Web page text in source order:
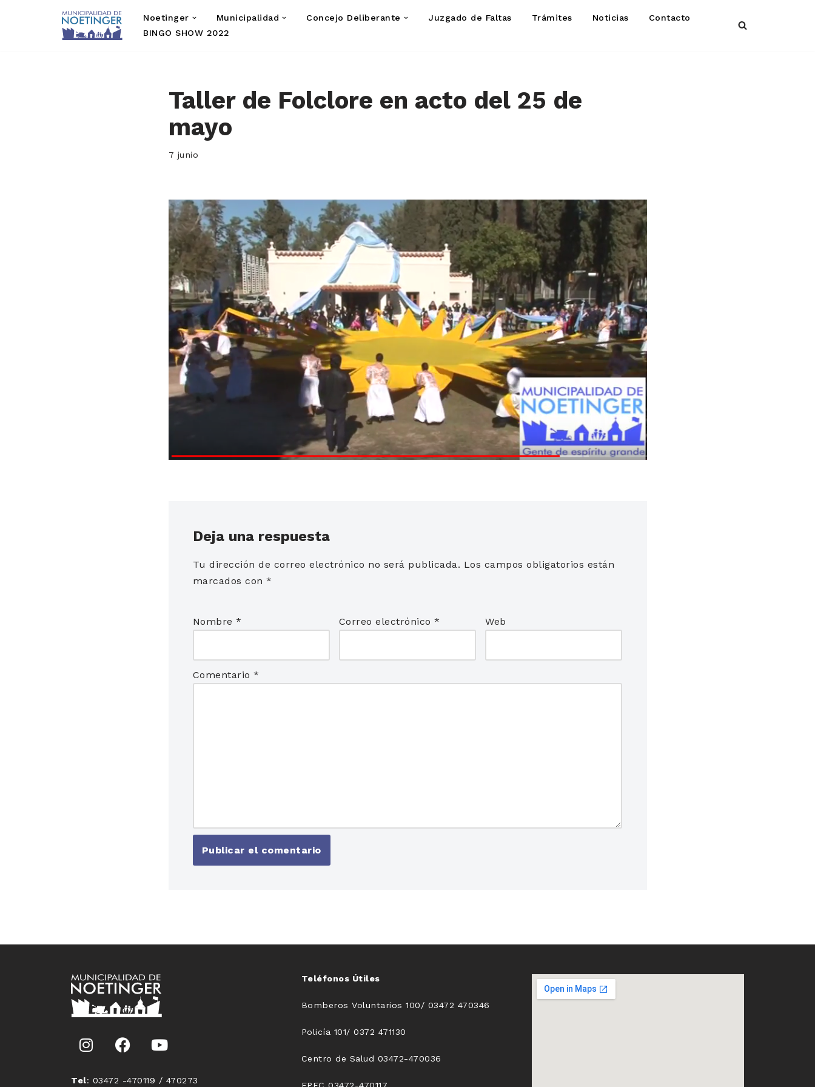
Noetinger Municipalidad Concejo Deliberante Juzgado de Faltas Trámites Noticias
Contacto
BINGO SHOW 2022
Taller de Folclore en acto del 25 de
mayo
7 junio
Deja una respuesta
Tu dirección de correo electrónico no será publicada. Los campos obligatorios están
marcados con *
Nombre * Correo electrónico* Web
Comentario *
Tel: 03472 -470119 / 470273
Teléfonos Útiles
Bomberos Voluntarios 100/ 03472 470346
Policía 101/ 0372 471130
Centro de Salud 03472-470036
EPEC 03472-470117